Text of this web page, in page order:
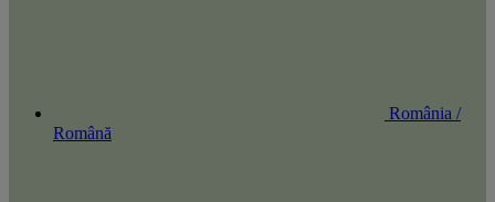
România /
Română